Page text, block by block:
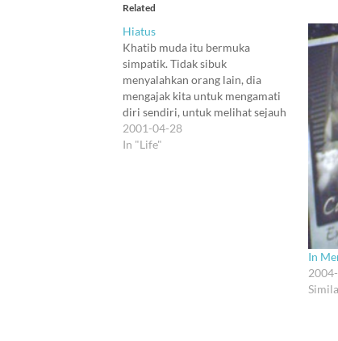
Related
Hiatus
Khatib muda itu bermuka
simpatik. Tidak sibuk
menyalahkan orang lain, dia
mengajak kita untuk mengamati
diri sendiri, untuk melihat sejauh
mana kita mempengaruhi orang-
orang dekat kita. Apakah kita ikut
2001-04-28
In "Life"
In